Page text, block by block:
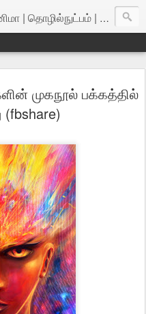
தொழில்நுட்பம் | அறிவியல்
முகநூல் பக்கத்தில்
(fbshare)